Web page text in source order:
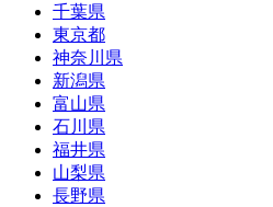
千葉県
東京都
神奈川県
新潟県
富山県
石川県
福井県
山梨県
長野県